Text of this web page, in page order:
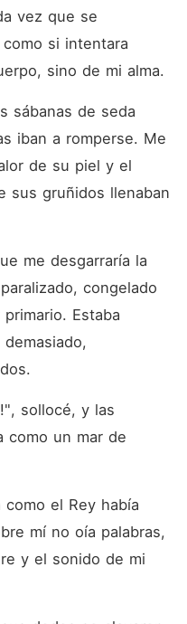
vez que se
si intentara
sino de mi alma.
sábanas de seda
iban a romperse. Me
de su piel y el
sus gruñidos llenaban
me desgarraría la
congelado
Estaba
sollocé, y las
como un mar de
el Rey había
mí no oía palabras,
y el sonido de mi